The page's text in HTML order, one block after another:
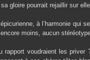
gloire pourrait rejaillir sur
à l’harmonie qui
moins, aucun
voudraient les priver